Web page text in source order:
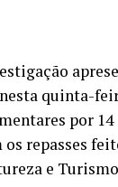
quinta-
por 14
repasses
e Turismo